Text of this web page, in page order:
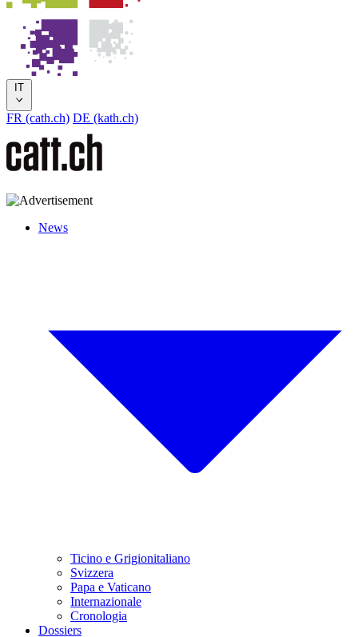
IT
FR (cath.ch) DE (kath.ch)
News
Ticino e Grigionitaliano
Svizzera
Papa e Vaticano
Internazionale
Cronologia
Dossiers